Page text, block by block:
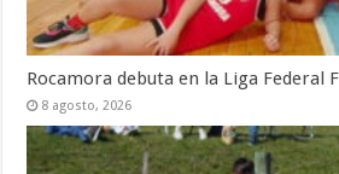
Rocamora debuta en la Liga Federal
8 agosto, 2026